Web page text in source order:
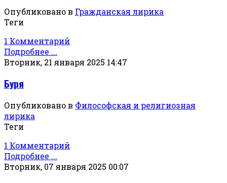
Опубликовано в Гражданская лирика
Теги
1 Комментарий
Подробнее ...
Вторник, 21 января 2025 14:47
Буря
Опубликовано в Философская и религиозная
лирика
Теги
1 Комментарий
Подробнее ...
Вторник, 07 января 2025 00:07